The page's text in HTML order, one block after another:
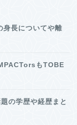
身長についてや離
もTOBE
の学歴や経歴まと